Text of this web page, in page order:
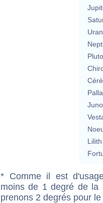
Lilith
* Comme il est
moins de 1 degré de la
prenons 2 degrés pour